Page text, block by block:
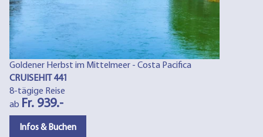
Goldener Herbst im Mittelmeer - Costa Pacifica
CRUISEHIT 441
8-tägige Reise
ab Fr. 939.-
Infos & Buchen